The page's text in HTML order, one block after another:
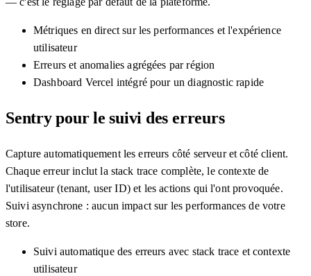
Métriques en direct sur les performances et l'expérience
utilisateur
Erreurs et anomalies agrégées par région
Dashboard Vercel intégré pour un diagnostic rapide
Sentry pour le suivi des erreurs
Capture automatiquement les erreurs côté serveur et côté client.
Chaque erreur inclut la stack trace complète, le contexte de
l'utilisateur (tenant, user ID) et les actions qui l'ont provoquée.
Suivi asynchrone : aucun impact sur les performances de votre
store.
Suivi automatique des erreurs avec stack trace et contexte
utilisateur